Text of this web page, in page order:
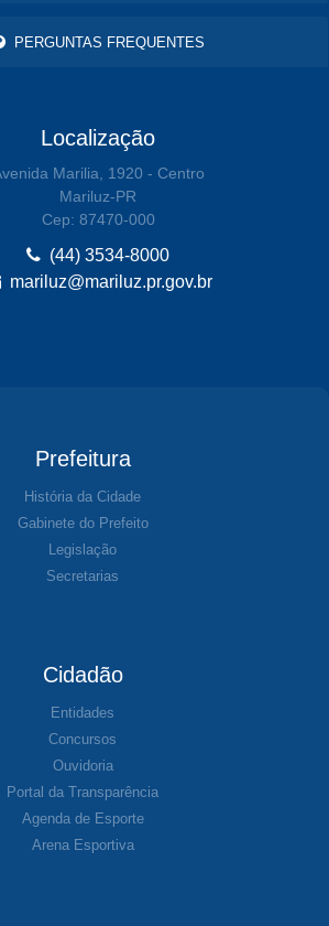
PERGUNTAS FREQUENTES
Localização
Marilia, 1920 - Centro
Mariluz-PR
Cep: 87470-000
(44) 3534-8000
mariluz@mariluz.pr.gov.br
Prefeitura
História da Cidade
Gabinete do Prefeito
Legislação
Secretarias
Cidadão
Entidades
Concursos
Ouvidoria
Portal da Transparência
Agenda de Esporte
Arena Esportiva